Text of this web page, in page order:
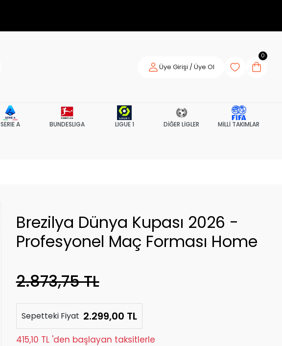
Üye Girişi / Üye Ol
0
SERIE A BUNDESLIGA LIGUE 1 DİĞER LİGLER MİLLİ TAKIMLAR
Brezilya Dünya Kupası 2026 -
Profesyonel Maç Forması Home
2.873,75 TL
Sepetteki Fiyat 2.299,00 TL
415,10 TL 'den başlayan taksitlerle